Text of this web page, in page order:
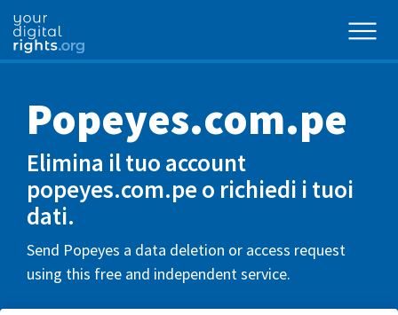
Popeyes.com.pe
Elimina il tuo account
popeyes.com.pe o richiedi i tuoi
dati.
Send Popeyes a data deletion or access request
using this free and independent service.